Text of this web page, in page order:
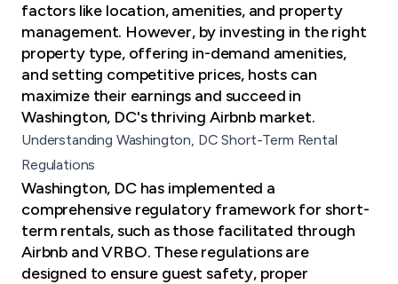
factors like location, amenities, and property
management. However, by investing in the right
property type, offering in-demand amenities,
and setting competitive prices, hosts can
maximize their earnings and succeed in
Washington, DC's thriving Airbnb market.
Understanding Washington, DC Short-Term Rental
Regulations
Washington, DC has implemented a
comprehensive regulatory framework for short-
term rentals, such as those facilitated through
Airbnb and VRBO. These regulations are
designed to ensure guest safety, proper